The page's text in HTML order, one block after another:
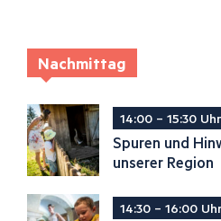
Nachmittag
14:00 – 15:30 Uhr
Spuren und
unserer Region
14:30 – 16:00 Uhr